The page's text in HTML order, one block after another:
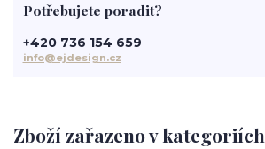
Zboží zařazeno v kategoriích
Potřebujete poradit?
+420 736 154 659
info@ejdesign.cz